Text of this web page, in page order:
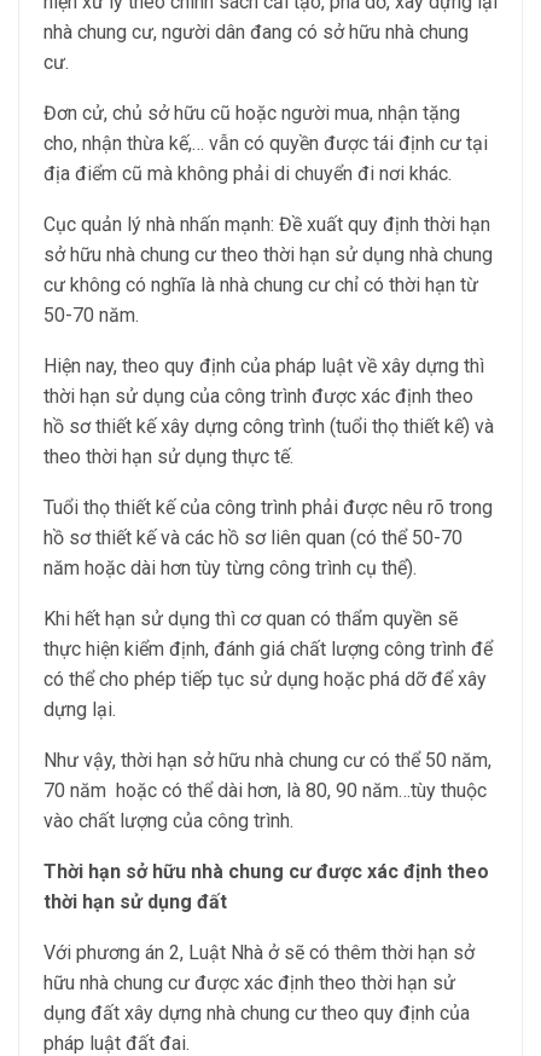
nhà chung cư, người dân đang có sở hữu nhà chung
cư.
Đơn cử, chủ sở hữu cũ hoặc người mua, nhận tặng
cho, nhận thừa kế,… vẫn có quyền được tái định cư tại
địa điểm cũ mà không phải di chuyển đi nơi khác.
Cục quản lý nhà nhấn mạnh: Đề xuất quy định thời hạn
sở hữu nhà chung cư theo thời hạn sử dụng nhà chung
cư không có nghĩa là nhà chung cư chỉ có thời hạn từ
50-70 năm.
Hiện nay, theo quy định của pháp luật về xây dựng thì
thời hạn sử dụng của công trình được xác định theo
hồ sơ thiết kế xây dựng công trình (tuổi thọ thiết kế) và
theo thời hạn sử dụng thực tế.
Tuổi thọ thiết kế của công trình phải được nêu rõ trong
hồ sơ thiết kế và các hồ sơ liên quan (có thể 50-70
năm hoặc dài hơn tùy từng công trình cụ thể).
Khi hết hạn sử dụng thì cơ quan có thẩm quyền sẽ
thực hiện kiểm định, đánh giá chất lượng công trình để
có thể cho phép tiếp tục sử dụng hoặc phá dỡ để xây
dựng lại.
Như vậy, thời hạn sở hữu nhà chung cư có thể 50 năm,
70 năm hoặc có thể dài hơn, là 80, 90 năm…tùy thuộc
vào chất lượng của công trình.
Thời hạn sở hữu nhà chung cư được xác định theo
thời hạn sử dụng đất
Với phương án 2, Luật Nhà ở sẽ có thêm thời hạn sở
hữu nhà chung cư được xác định theo thời hạn sử
dụng đất xây dựng nhà chung cư theo quy định của
pháp luật đất đai.